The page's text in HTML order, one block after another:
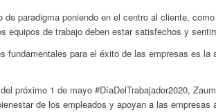
paradigma poniendo en el centro al cliente,
equipos de trabajo deben estar satisfechos y
fundamentales para el éxito de las empresas es
próximo 1 de mayo #DíaDelTrabajador2020,
de los empleados y apoyan a las